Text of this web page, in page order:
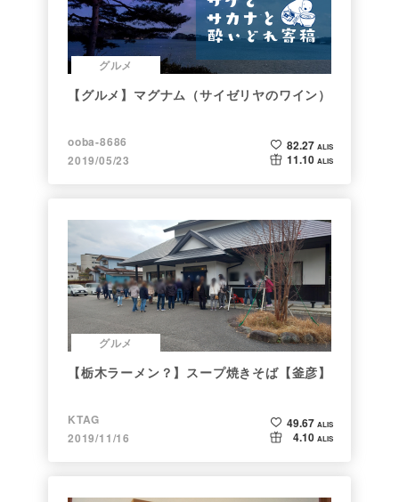
グルメ
【グルメ】マグナム（サイゼリヤのワイン）
ooba-8686
2019/05/23
82.27 ALIS
11.10 ALIS
グルメ
【栃木ラーメン？】スープ焼きそば【釜彦】
KTAG
2019/11/16
49.67 ALIS
4.10 ALIS